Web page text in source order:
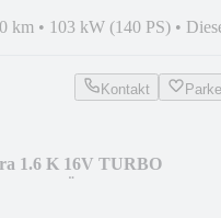
km • 103 kW (140 PS) •
Kontakt
1.6 K 16V TURBO